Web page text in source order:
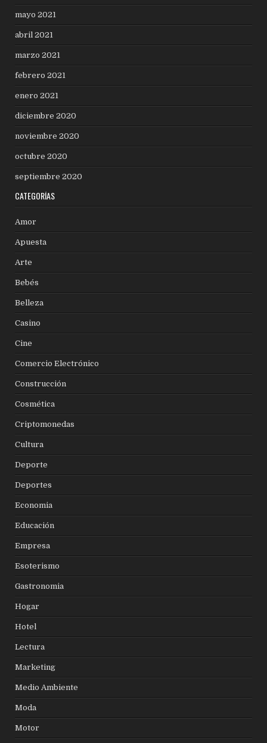
mayo 2021
abril 2021
marzo 2021
febrero 2021
enero 2021
diciembre 2020
noviembre 2020
octubre 2020
septiembre 2020
CATEGORÍAS
Amor
Apuesta
Arte
Bebés
Belleza
Casino
Cine
Comercio Electrónico
Construcción
Cosmética
Criptomonedas
Cultura
Deporte
Deportes
Economia
Educación
Empresa
Esoterismo
Gastronomia
Hogar
Hotel
Lectura
Marketing
Medio Ambiente
Moda
Motor